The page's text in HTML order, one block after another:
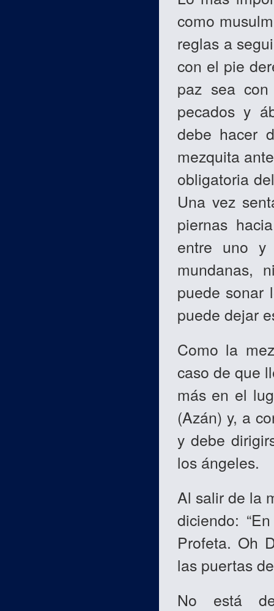
como
reglas a
con el pie
paz sea
pecados y
debe hacer
mezquita
obligatoria
Una vez
piernas
entre uno y
mundanas,
puede sonar
puede dejar
Como la
caso de que
más en el
(Azán) y, a
y debe
los ángeles.
Al salir de la
diciendo:
Profeta. Oh
las puertas
No está